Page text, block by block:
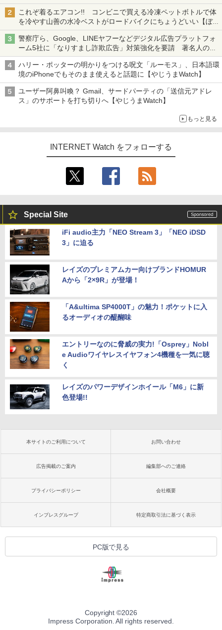
も、持ち替えずに書き込める
これぞ着るエアコン!! コンビニで買える冷凍ペットボトルで体
を冷やす山善の水冷ベストがロードバイクにちょうどいい【ぼっ
ち・ざ・ろーど！その14】【空いた時間でなにしてる？】
警察庁ら、Google、LINEヤフーなどデジタル広告プラットフォ
ーム5社に「なりすまし詐欺広告」対策強化を要請 著名人の写
真や映像を使った投資詐欺などへの対策として
ハリー・ポッターの明かりをつける呪文「ルーモス」、日本語環
境のiPhoneでもそのまま使えると話題に【やじうまWatch】
ユーザー阿鼻叫喚？ Gmail、サードパーティの「送信元アドレ
ス」のサポートを打ち切りへ【やじうまWatch】
もっと見る
INTERNET Watch をフォローする
Special Site
iFi audio主力「NEO Stream 3」「NEO iDSD
3」に迫る
レイズのプレミアムカー向けブランドHOMUR
Aから「2×9R」が登場！
「A&ultima SP4000T」の魅力！ポケットに入
るオーディオの醍醐味
エントリーなのに脅威の実力!「Osprey」Nobl
e Audioワイヤレスイヤフォン4機種を一気に聴
く
レイズのパワーデザインホイール「M6」に新
色登場!!
本サイトのご利用について お問い合わせ
広告掲載のご案内 編集部へのご連絡
プライバシーポリシー 会社概要
インプレスグループ 特定商取引法に基づく表示
PC版で見る
Copyright ©2026
Impress Corporation. All rights reserved.